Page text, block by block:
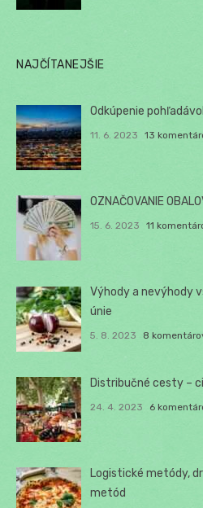
NAJČÍTANEJŠIE
Odkúpenie
11. 6. 2023 13
OZNAČOVANIE
15. 6. 2023 11
Výhody a nevýhody
únie
5. 8. 2023 8
Distribučné cesty –
24. 4. 2023 6
Logistické metódy,
metód